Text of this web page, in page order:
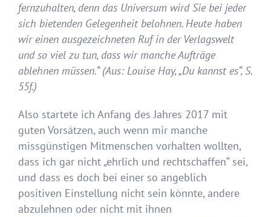
fernzuhalten, denn das Universum wird Sie bei jeder
sich bietenden Gelegenheit belohnen. Heute haben
wir einen ausgezeichneten Ruf in der Verlagswelt
und so viel zu tun, dass wir manche Aufträge
ablehnen müssen.“ (Aus: Louise Hay, „Du kannst es“, S.
55f.)
Also startete ich Anfang des Jahres 2017 mit
guten Vorsätzen, auch wenn mir manche
missgünstigen Mitmenschen vorhalten wollten,
dass ich gar nicht „ehrlich und rechtschaffen“ sei,
und dass es doch bei einer so angeblich
positiven Einstellung nicht sein könnte, andere
abzulehnen oder nicht mit ihnen